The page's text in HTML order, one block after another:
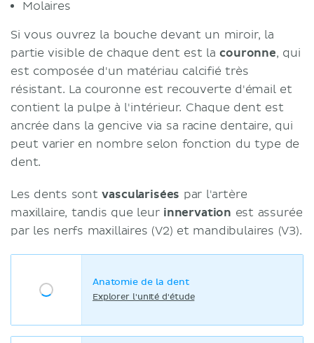
Molaires
Si vous ouvrez la bouche devant un miroir, la
partie visible de chaque dent est lacouronne, qui
est composée d'un matériau calcifié très
résistant. La couronne est recouverte d'émail et
contient la pulpe à l'intérieur. Chaque dent est
ancrée dans la gencive via sa racine dentaire, qui
peut varier en nombre selon fonction du type de
dent.
Les dents sontvascularisées par l'artère
maxillaire, tandis que leur innervation est assurée
par les nerfs maxillaires (V2) et mandibulaires (V3).
Anatomie de la dent
Explorer l'unité d'étude